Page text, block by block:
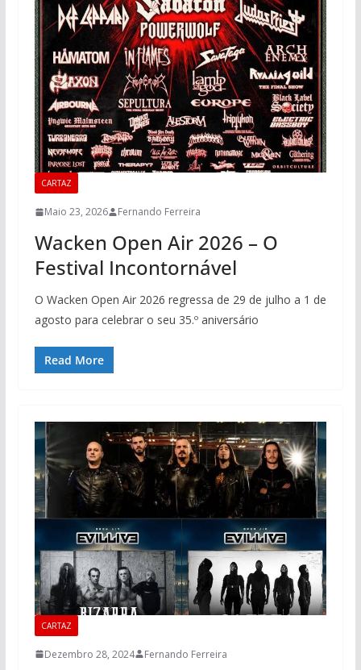
CARTAZ
Maio 23, 2026 Fernando Ferreira
Wacken Open Air 2026 – O
Festival Incontornável
O Wacken Open Air 2026 regressa de 29 de julho a 1 de
agosto para celebrar o seu 35.º aniversário
Read More
CARTAZ
Dezembro 28, 2024 Fernando Ferreira